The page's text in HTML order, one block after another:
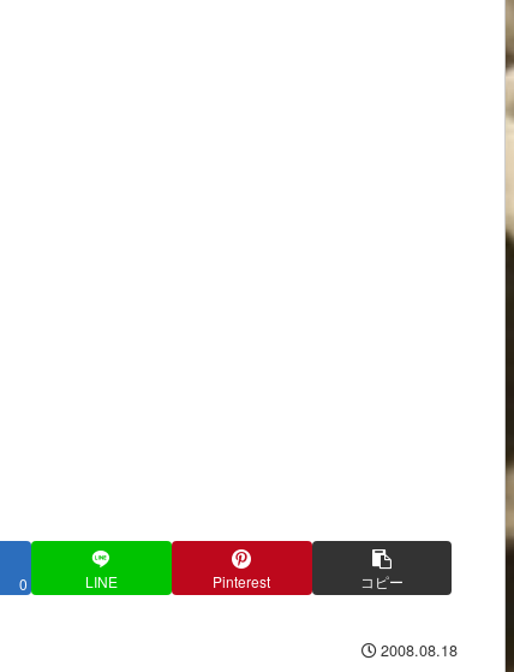
0 LINE Pinterest コピー
2008.08.18